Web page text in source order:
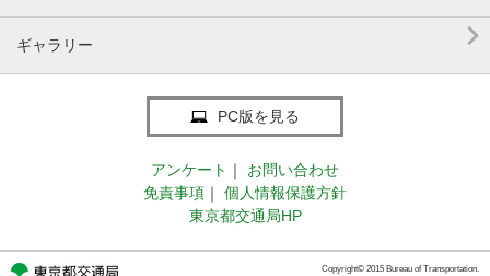
ギャラリー 
PC版を見る
アンケート ｜
お問い合わせ
免責事項 ｜
個人情報保護方針
東京都交通局HP
Copyright© 2015 Bureau of Transportation.